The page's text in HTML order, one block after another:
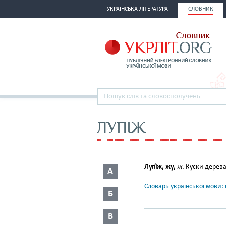
УКРАЇНСЬКА ЛІТЕРАТУРА СЛОВНИК
ЛУПІЖ
А
Б
В
Лупі́ж, жу, ж. Куски
Словарь української